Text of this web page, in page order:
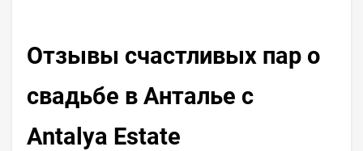
Отзывы счастливых пар о
свадьбе в Анталье с
Antalya Estate